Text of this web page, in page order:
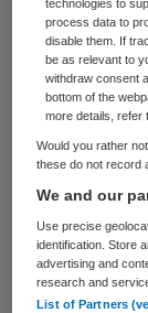
jaar) en
valt op te
“Ook bij
nierfunctie
waarbij de
onderzoek
process data to
disable them. If
be as relevant to
withdraw consent
bottom of the
more details, refer
Would you rather
these do not record
We and our
Use precise
identification. Store
advertising and
research and
List of Partners